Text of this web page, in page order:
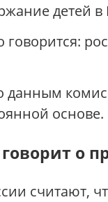
детей
данным
основе.
о
считают,